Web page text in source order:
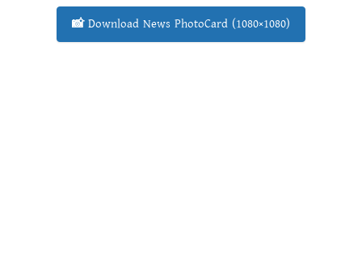
📸 Download News PhotoCard (1080×1080)